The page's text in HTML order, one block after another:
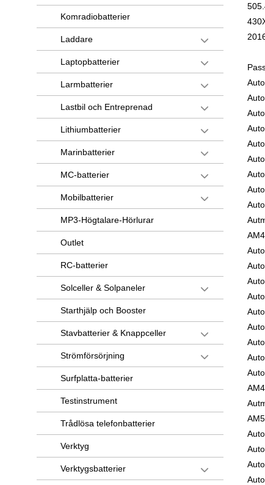
Komradiobatterier
Laddare
Laptopbatterier
Larmbatterier
Lastbil och Entreprenad
Lithiumbatterier
Marinbatterier
MC-batterier
Mobilbatterier
MP3-Högtalare-Hörlurar
Outlet
RC-batterier
Solceller & Solpaneler
Starthjälp och Booster
Stavbatterier & Knappceller
Strömförsörjning
Surfplatta-batterier
Testinstrument
Trådlösa telefonbatterier
Verktyg
Verktygsbatterier